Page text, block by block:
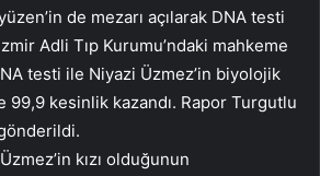
de mezarı açılarak DNA testi
Adli Tıp Kurumu’ndaki mahkeme
testi ile Niyazi Üzmez’in biyolojik
99,9 kesinlik kazandı. Rapor Turgutlu
kızı olduğunun